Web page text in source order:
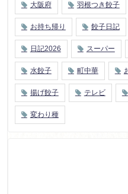
大阪府 羽根つき餃子
お持ち帰り 餃子日記
日記2026 スーパー
水餃子 町中華
揚げ餃子 テレビ
変わり種